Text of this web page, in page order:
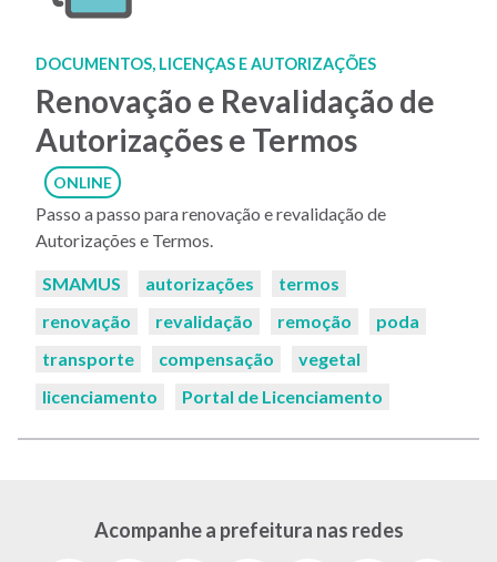
DOCUMENTOS, LICENÇAS E AUTORIZAÇÕES
Renovação e Revalidação de
Autorizações e Termos
ONLINE
Passo a passo para renovação e revalidação de
Autorizações e Termos.
Palavras-
SMAMUS autorizações
termos
renovação
revalidação remoção
poda
transporte
compensação
vegetal
licenciamento
Portal de Licenciamento
Acompanhe a prefeitura nas redes